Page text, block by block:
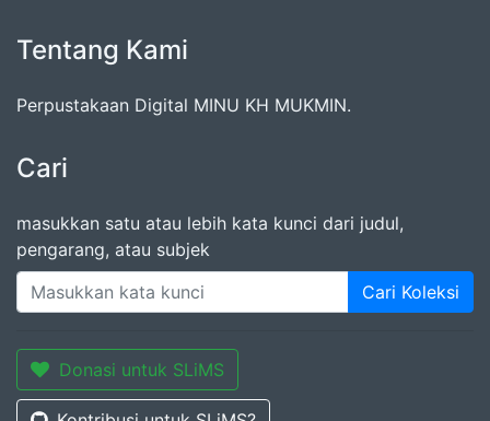
Tentang Kami
Perpustakaan Digital MINU KH MUKMIN.
Cari
masukkan satu atau lebih kata kunci dari judul,
pengarang, atau subjek
Cari Koleksi
Donasi untuk SLiMS